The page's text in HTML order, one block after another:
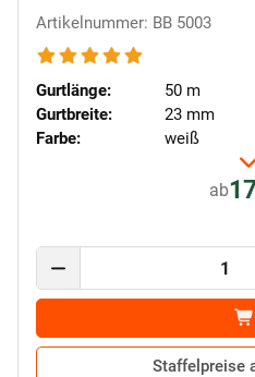
Artikelnummer: BB 5003
Gurtlänge:
50 m
Gurtbreite:
23 mm
Farbe:
weiß
ab
Staffelpreise